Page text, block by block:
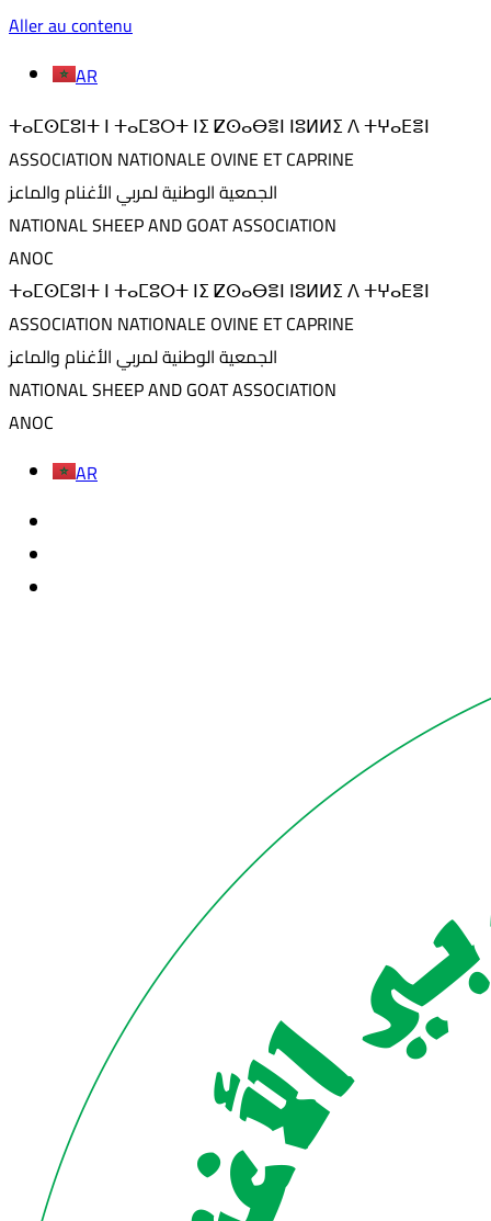
Aller au contenu
AR
ⵜⴰⵎⵙⵎⵓⵏⵜ ⵏ ⵜⴰⵎⵓⵔⵜ ⵏⵉ ⵇⵙⴰⴱⴻⵏ ⵏⵓⵍⵍⵉ ⴷ ⵜⵖⴰⴹⴻⵏ
ASSOCIATION NATIONALE OVINE ET CAPRINE
الجمعية الوطنية لمربي الأغنام والماعز
NATIONAL SHEEP AND GOAT ASSOCIATION
ANOC
ⵜⴰⵎⵙⵎⵓⵏⵜ ⵏ ⵜⴰⵎⵓⵔⵜ ⵏⵉ ⵇⵙⴰⴱⴻⵏ ⵏⵓⵍⵍⵉ ⴷ ⵜⵖⴰⴹⴻⵏ
ASSOCIATION NATIONALE OVINE ET CAPRINE
الجمعية الوطنية لمربي الأغنام والماعز
NATIONAL SHEEP AND GOAT ASSOCIATION
ANOC
AR